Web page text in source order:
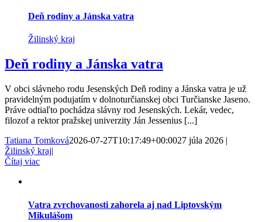
Deň rodiny a Jánska vatra
Žilinský kraj
Deň rodiny a Jánska vatra
V obci slávneho rodu Jesenských Deň rodiny a Jánska vatra je už
pravidelným podujatím v dolnoturčianskej obci Turčianske Jaseno.
Práve odtiaľto pochádza slávny rod Jesenských. Lekár, vedec,
filozof a rektor pražskej univerzity Ján Jessenius [...]
Tatiana Tomková2026-07-27T10:17:49+00:0027 júla 2026 |
Žilinský kraj|
Čítaj viac
Vatra zvrchovanosti zahorela aj nad Liptovským
Mikulášom